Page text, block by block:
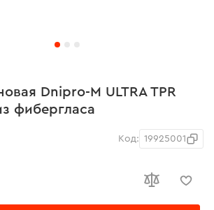
Dnipro-M ULTRA TPR
фибергласа
Код: 19925001